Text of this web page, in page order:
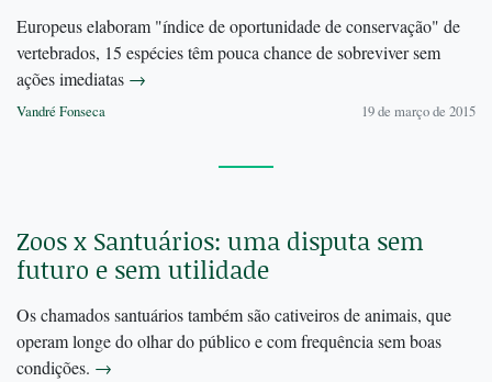
Europeus elaboram "índice de oportunidade de conservação" de
vertebrados, 15 espécies têm pouca chance de sobreviver sem
ações imediatas →
Vandré Fonseca 19 de março de 2015
Zoos x Santuários: uma disputa sem
futuro e sem utilidade
Os chamados santuários também são cativeiros de animais, que
operam longe do olhar do público e com frequência sem boas
condições. →